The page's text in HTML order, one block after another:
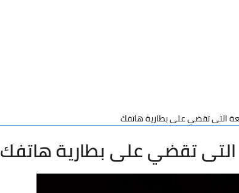
تقضي على بطارية هاتفك